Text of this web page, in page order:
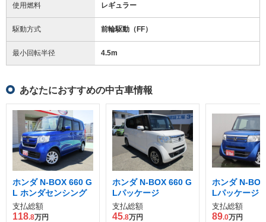
使用燃料 レギュラー
駆動方式 前輪駆動（FF）
最小回転半径 4.5m
あなたにおすすめの中古車情報
ホンダ N-BOX 660 G
L ホンダセンシング
支払総額
118.8万円
ホンダ N-BOX 660 G
Lパッケージ
支払総額
45.8万円
ホンダ N-
Lパッケージ
支払総額
89.0万円